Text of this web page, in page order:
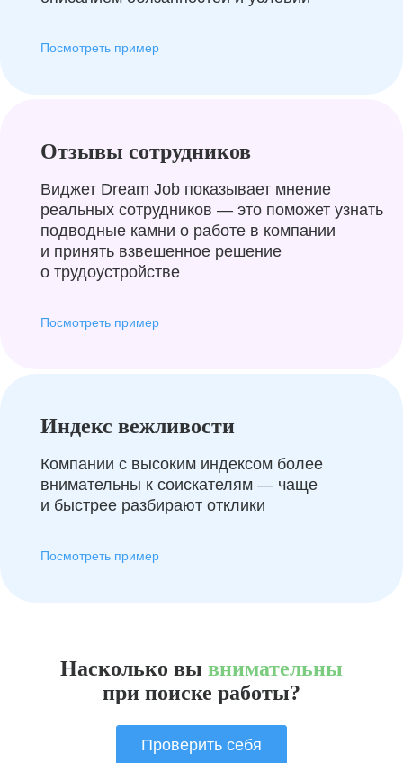
Посмотреть пример
Отзывы сотрудников
Виджет Dream Job показывает мнение
реальных сотрудников — это поможет узнать
подводные камни о работе в компании
и принять взвешенное решение
о трудоустройстве
Посмотреть пример
Индекс вежливости
Компании с высоким индексом более
внимательны к соискателям — чаще
и быстрее разбирают отклики
Посмотреть пример
Насколько вы внимательны
при поиске работы?
Проверить себя